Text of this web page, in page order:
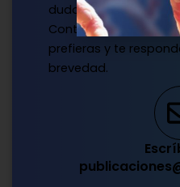
dudas?
Contacta con
prefieras y te
brevedad.